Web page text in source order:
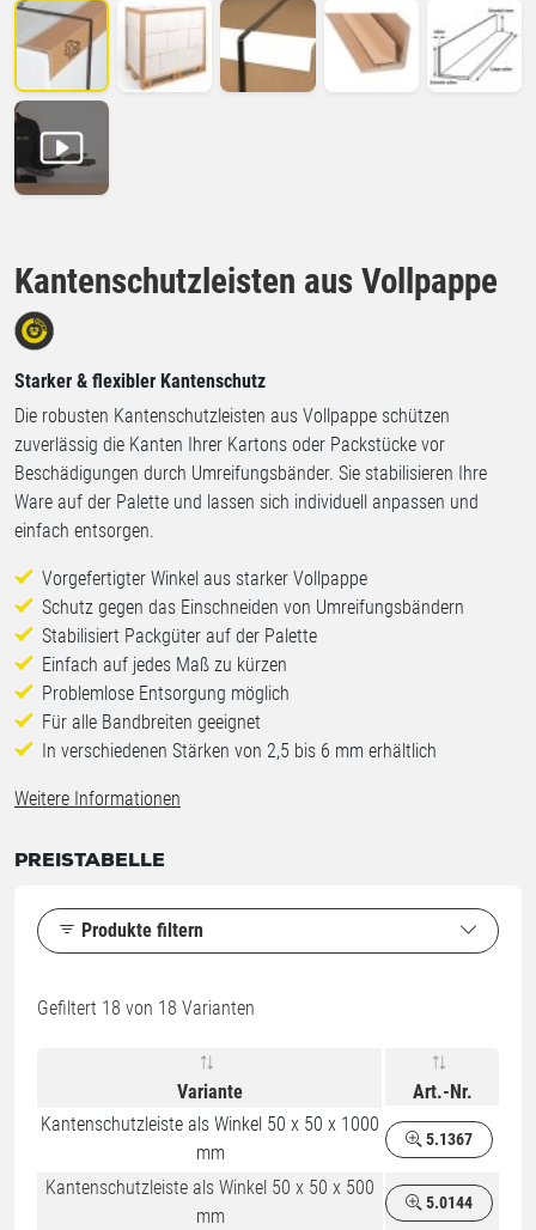
Kantenschutzleisten aus Vollpappe
Starker & flexibler Kantenschutz
Die robusten Kantenschutzleisten aus Vollpappe schützen
zuverlässig die Kanten Ihrer Kartons oder Packstücke vor
Beschädigungen durch Umreifungsbänder. Sie stabilisieren Ihre
Ware auf der Palette und lassen sich individuell anpassen und
einfach entsorgen.
Vorgefertigter Winkel aus starker Vollpappe
Schutz gegen das Einschneiden von Umreifungsbändern
Stabilisiert Packgüter auf der Palette
Einfach auf jedes Maß zu kürzen
Problemlose Entsorgung möglich
Für alle Bandbreiten geeignet
In verschiedenen Stärken von 2,5 bis 6 mm erhältlich
Weitere Informationen
PREISTABELLE
Produkte filtern
Gefiltert 18 von 18 Varianten
Variante
Art.-Nr.
Kantenschutzleiste als Winkel 50 x 50 x 1000
mm
5.1367
Kantenschutzleiste als Winkel 50 x 50 x 500
mm
5.0144